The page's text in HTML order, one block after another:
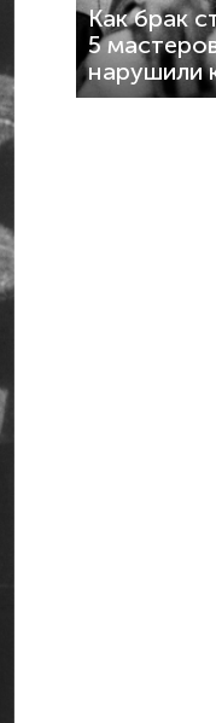
Как брак
5
нарушили